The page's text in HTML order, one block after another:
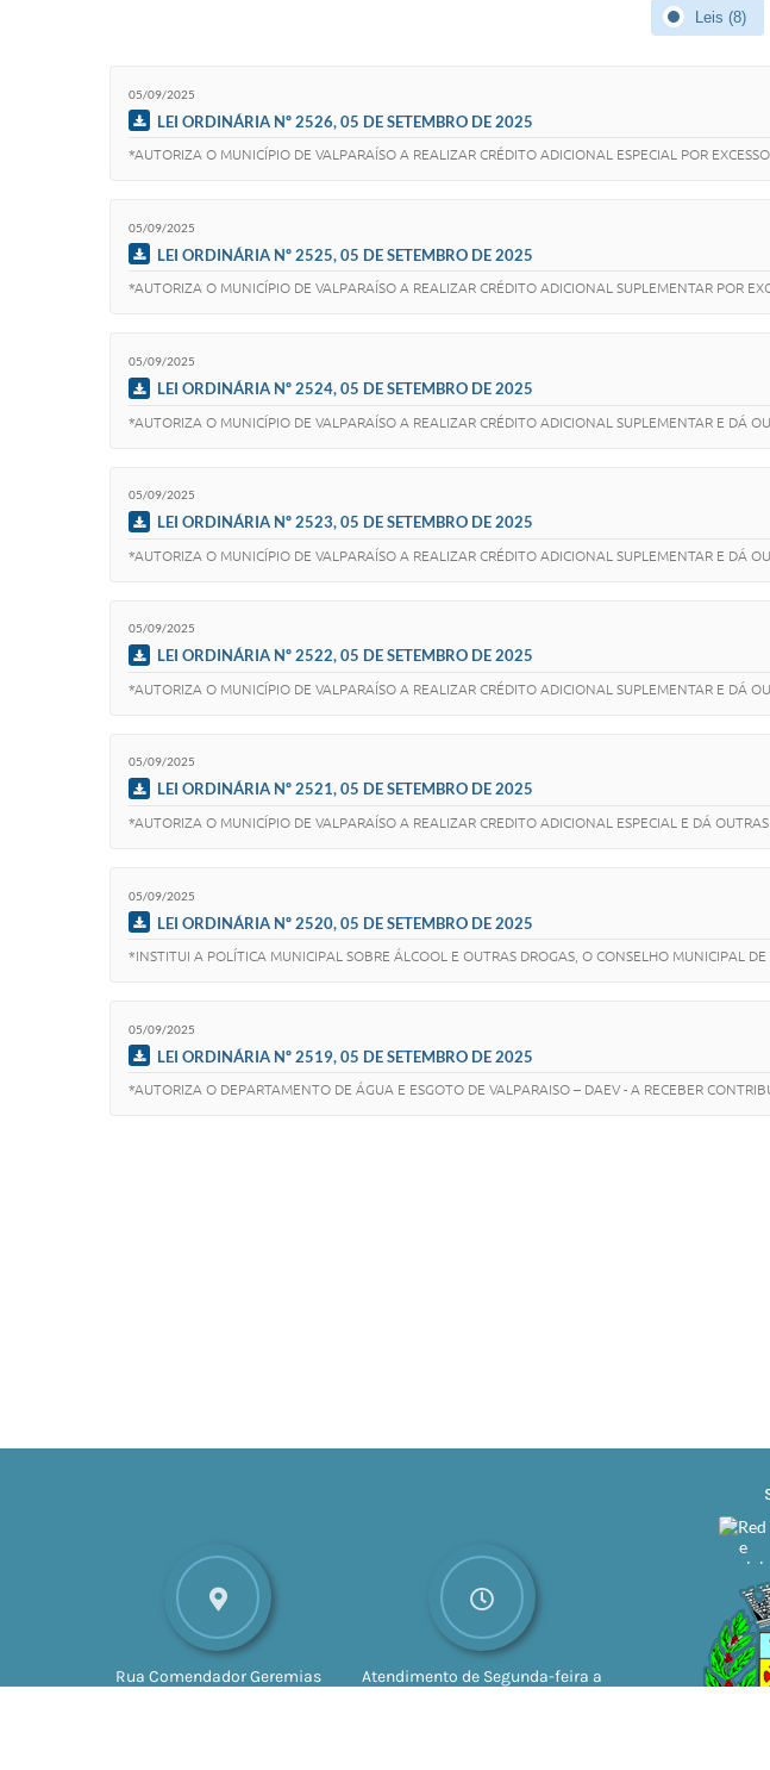
Leis (8)
05/09/2025
LEI ORDINÁRIA Nº 2526, 05 DE SETEMBRO DE 2025
*AUTORIZA O MUNICÍPIO DE VALPARAÍSO A REALIZAR CRÉDITO ADICIONAL ESPECIAL POR
05/09/2025
LEI ORDINÁRIA Nº 2525, 05 DE SETEMBRO DE 2025
*AUTORIZA O MUNICÍPIO DE VALPARAÍSO A REALIZAR CRÉDITO ADICIONAL SUPLEMENTAR POR
05/09/2025
LEI ORDINÁRIA Nº 2524, 05 DE SETEMBRO DE 2025
*AUTORIZA O MUNICÍPIO DE VALPARAÍSO A REALIZAR CRÉDITO ADICIONAL SUPLEMENTAR E DÁ
05/09/2025
LEI ORDINÁRIA Nº 2523, 05 DE SETEMBRO DE 2025
*AUTORIZA O MUNICÍPIO DE VALPARAÍSO A REALIZAR CRÉDITO ADICIONAL SUPLEMENTAR E DÁ
05/09/2025
LEI ORDINÁRIA Nº 2522, 05 DE SETEMBRO DE 2025
*AUTORIZA O MUNICÍPIO DE VALPARAÍSO A REALIZAR CRÉDITO ADICIONAL SUPLEMENTAR E DÁ
05/09/2025
LEI ORDINÁRIA Nº 2521, 05 DE SETEMBRO DE 2025
*AUTORIZA O MUNICÍPIO DE VALPARAÍSO A REALIZAR CREDITO ADICIONAL ESPECIAL E DÁ
05/09/2025
LEI ORDINÁRIA Nº 2520, 05 DE SETEMBRO DE 2025
*INSTITUI A POLÍTICA MUNICIPAL SOBRE ÁLCOOL E OUTRAS DROGAS, O CONSELHO MUNICIPAL
05/09/2025
LEI ORDINÁRIA Nº 2519, 05 DE SETEMBRO DE 2025
*AUTORIZA O DEPARTAMENTO DE ÁGUA E ESGOTO DE VALPARAISO – DAEV - A RECEBER
Rua Comendador Geremias
Atendimento de Segunda-feira a